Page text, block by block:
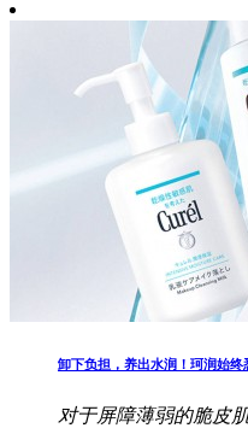
卸下负担，养出水润！珂润始终
对于屏障薄弱的脆皮